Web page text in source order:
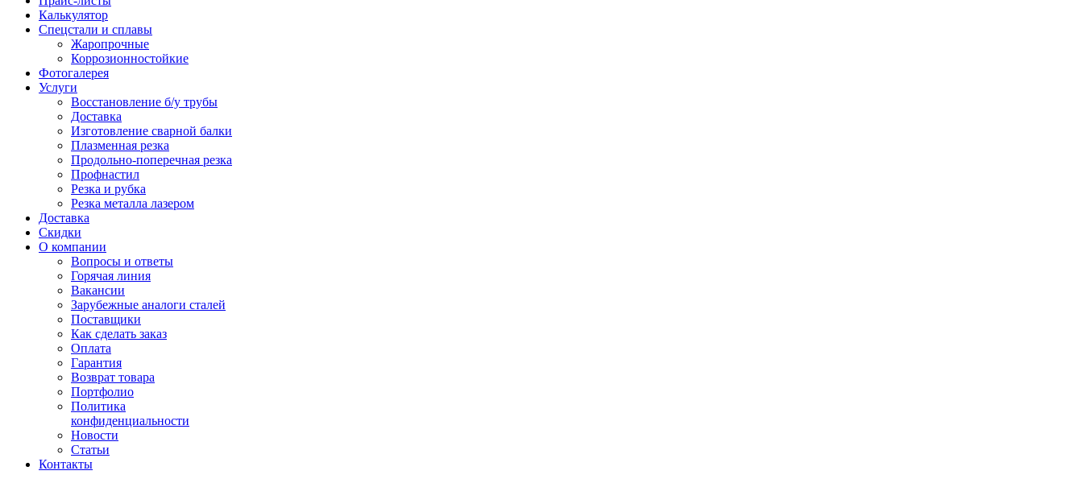
Калькулятор
Спецстали и сплавы
Жаропрочные
Коррозионностойкие
Фотогалерея
Услуги
Восстановление б/у трубы
Доставка
Изготовление сварной балки
Плазменная резка
Продольно-поперечная резка
Профнастил
Резка и рубка
Резка металла лазером
Доставка
Скидки
О компании
Вопросы и ответы
Горячая линия
Вакансии
Зарубежные аналоги сталей
Поставщики
Как сделать заказ
Оплата
Гарантия
Возврат товара
Портфолио
Политика
конфиденциальности
Новости
Статьи
Контакты